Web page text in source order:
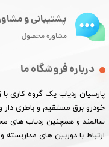
درباره فروشگاه ما
پارسیان ردیاب یک گروه کاری
خودرو برق مستقیم و باطری
سالمند و همچنین ردیاب های
ارتباط با دوربین های مداربسته
پشتیبانی و
مشاوره محصول